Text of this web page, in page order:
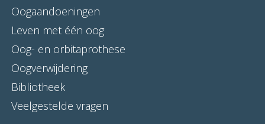
Oogaandoeningen
Leven met één oog
Oog- en orbitaprothese
Oogverwijdering
Bibliotheek
Veelgestelde vragen